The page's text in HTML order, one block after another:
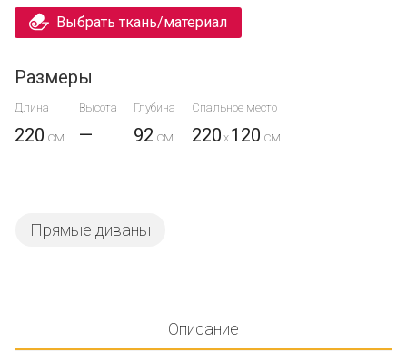
Выбрать ткань/материал
Размеры
Длина Высота Глубина Спальное место
220 — 92 220 x 120
Прямые диваны
Описание